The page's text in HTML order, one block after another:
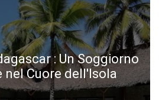
: Un Soggiorno
Cuore dell'Isola